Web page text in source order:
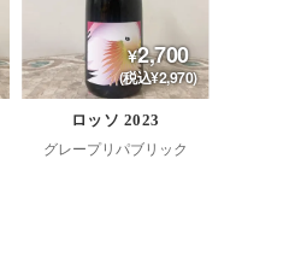
2,700
(税込¥2,970)
ロッソ 2023
グレープリパブリック